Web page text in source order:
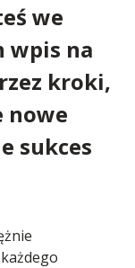
we
wpis na
kroki,
nowe
sukces